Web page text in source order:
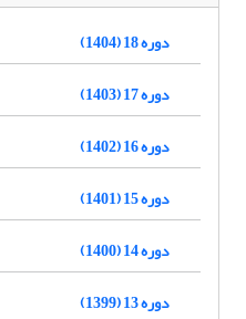
دوره 18 (1404)
دوره 17 (1403)
دوره 16 (1402)
دوره 15 (1401)
دوره 14 (1400)
دوره 13 (1399)